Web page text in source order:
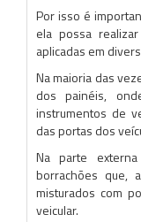
Por isso é
ela possa
aplicadas em
Na maioria das
dos painéis,
instrumentos de
das portas dos
Na parte
borrachões que,
misturados com
veicular.